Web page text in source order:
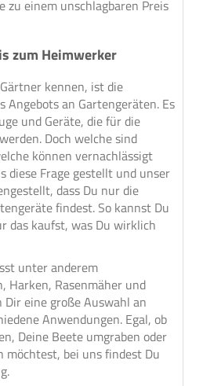
zu einem unschlagbaren Preis
zum Heimwerker
kennen, ist die
Angebots an Gartengeräten. Es
und Geräte, die für die
Doch welche sind
können vernachlässigt
diese Frage gestellt und unser
dass Du nur die
findest. So kannst Du
das kaufst, was Du wirklich
unter anderem
Harken, Rasenmäher und
eine große Auswahl an
Anwendungen. Egal, ob
Deine Beete umgraben oder
möchtest, bei uns findest Du